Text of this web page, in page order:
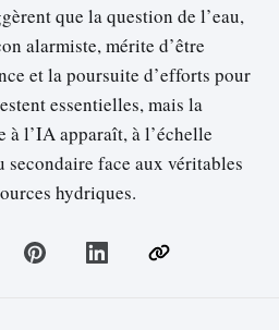
que la question de l’eau,
alarmiste, mérite d’être
et la poursuite d’efforts pour
essentielles, mais la
à l’IA apparaît, à l’échelle
secondaire face aux véritables
hydriques.